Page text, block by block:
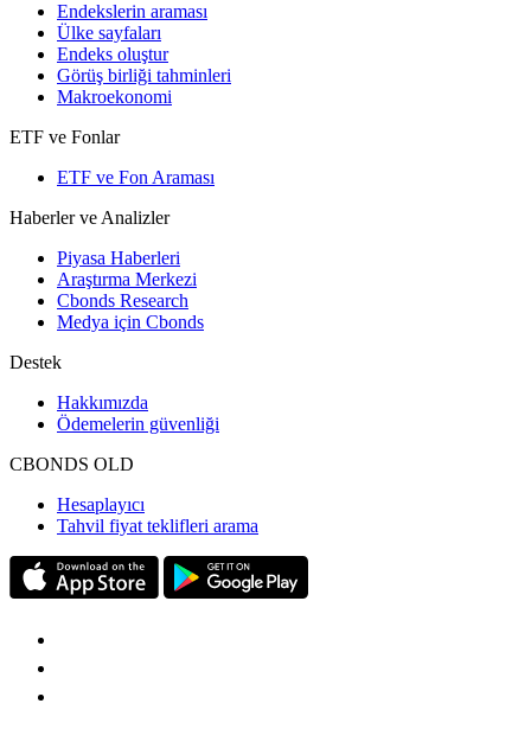
Endekslerin araması
Ülke sayfaları
Endeks oluştur
Görüş birliği tahminleri
Makroekonomi
ETF ve Fonlar
ETF ve Fon Araması
Haberler ve Analizler
Piyasa Haberleri
Araştırma Merkezi
Cbonds Research
Medya için Cbonds
Destek
Hakkımızda
Ödemelerin güvenliği
CBONDS OLD
Hesaplayıcı
Tahvil fiyat teklifleri arama